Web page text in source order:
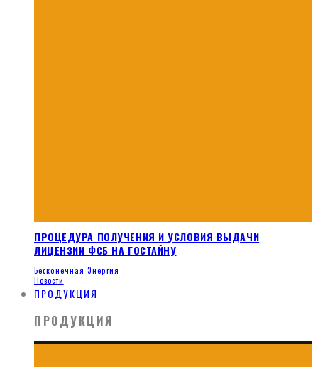
ПРОЦЕДУРА ПОЛУЧЕНИЯ И УСЛОВИЯ ВЫДАЧИ
ЛИЦЕНЗИИ ФСБ НА ГОСТАЙНУ
Бесконечная Энергия
Новости
ПРОДУКЦИЯ
ПРОДУКЦИЯ